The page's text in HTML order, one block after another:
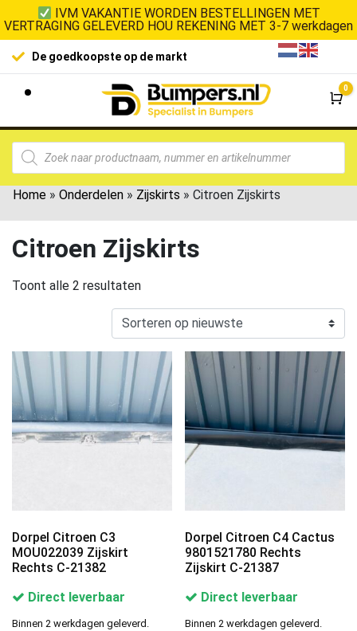
IVM VAKANTIE WORDEN BESTELLINGEN MET
VERTRAGING GELEVERD HOU REKENING MET 3-7 werkdagen
De goedkoopste op de markt
0
Home » Onderdelen » Zijskirts » Citroen Zijskirts
Citroen Zijskirts
Toont alle 2 resultaten
Dorpel Citroen C3
MOU022039 Zijskirt
Rechts C-21382
Direct leverbaar
Binnen 2 werkdagen geleverd.
Dorpel Citroen C4 Cactus
9801521780 Rechts
Zijskirt C-21387
Direct leverbaar
Binnen 2 werkdagen geleverd.